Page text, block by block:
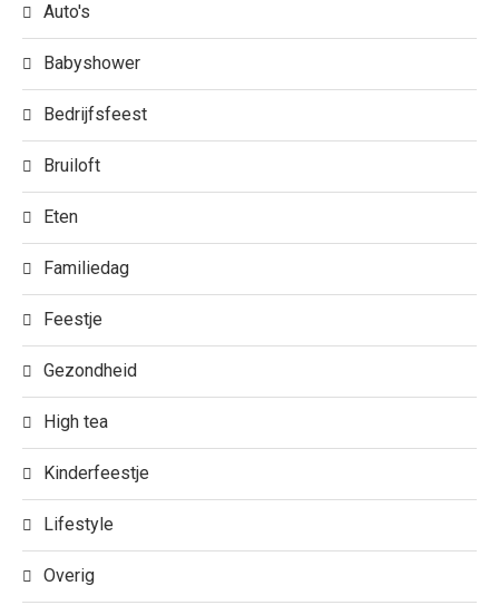
Auto's
Babyshower
Bedrijfsfeest
Bruiloft
Eten
Familiedag
Feestje
Gezondheid
High tea
Kinderfeestje
Lifestyle
Overig